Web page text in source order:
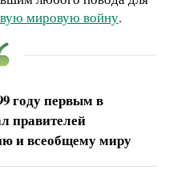
мировую войну.
году первым в
правителей
и всеобщему миру